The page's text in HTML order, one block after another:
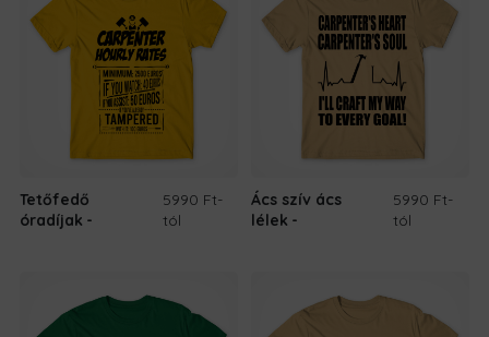
Tetőfedő
óradíjak
5990 Ft-
tól
Ács szív ács
lélek
5990 Ft-
tól